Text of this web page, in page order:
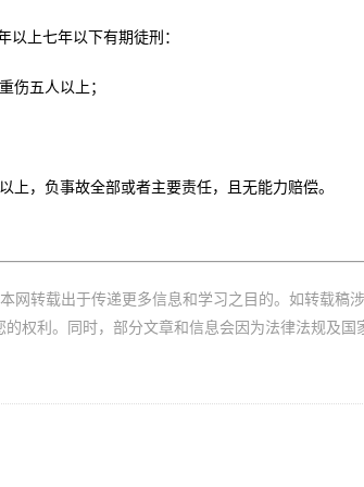
以上七年以下有期徒刑：
伤五人以上；
上，负事故全部或者主要责任，且无能力赔偿。
网转载出于传递更多信息和学习之目的。如转载稿
权利。同时，部分文章和信息会因为法律法规及国